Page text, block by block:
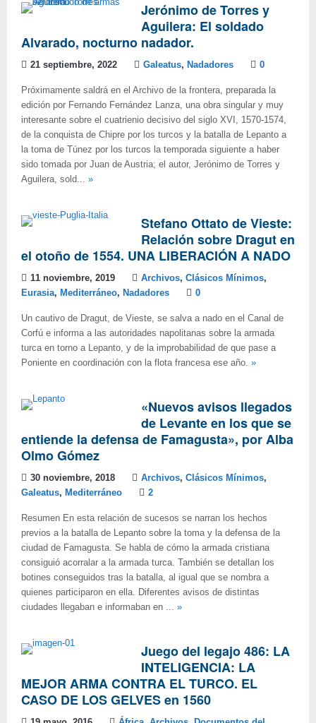
Jerónimo de Torres y
Aguilera: El soldado
Alvarado, nocturno nadador.
21 septiembre, 2022 Galeatus, Nadadores 0
Próximamente saldrá en el Archivo de la frontera, preparada la
edición por Fernando Fernández Lanza, una obra singular y muy
interesante sobre el cuatrienio decisivo del siglo XVI, 1570-1574,
de la conquista de Chipre por los turcos y la batalla de Lepanto a
la toma de Túnez por los turcos la temporada siguiente a haber
sido tomada por Juan de Austria; el autor, Jerónimo de Torres y
Aguilera, sold... »
Stefano Ottato de Vieste:
Relación sobre Dragut en
el otoño de 1554. UNA LIBERACIÓN A NADO
11 noviembre, 2019 Archivos, Clásicos Mínimos,
Eurasia, Mediterráneo, Nadadores 0
Un cautivo de Dragut, de Vieste, se salva a nado en el Canal de
Corfú e informa a las autoridades napolitanas sobre la armada
turca en torno a Lepanto, y de la improbabilidad de que pase a
Poniente en coordinación con la flota francesa ese año. »
«Nuevos avisos llegados
de Levante en los que se
entiende la defensa de Famagusta», por Alba
Olmo Gómez
30 noviembre, 2018 Archivos, Clásicos Mínimos,
Galeatus, Mediterráneo 2
Resumen En esta relación de sucesos se narran los hechos
previos a la batalla de Lepanto sobre la toma y la defensa de la
ciudad de Famagusta. Se habla de cómo la armada cristiana
consiguió acorralar a la armada turca. También se detallan los
botines conseguidos tras la batalla, al igual que se nombra a
quienes participaron en ella. Diferentes avisos de distintas
ciudades llegaban e informaban en ... »
Juego del legajo 486: LA
INTELIGENCIA: LA
MEJOR ARMA CONTRA EL TURCO. EL
CASO DE LOS GELVES en 1560